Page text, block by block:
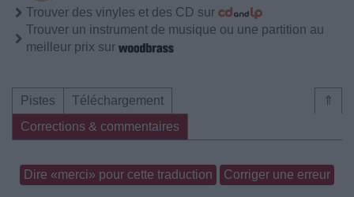
Trouver des vinyles et des CD sur
Trouver un instrument de musique ou une partition au
meilleur prix sur
⇑
Pistes
Téléchargement
Corrections & commentaires
Dire «merci» pour cette traduction Corriger une erreur